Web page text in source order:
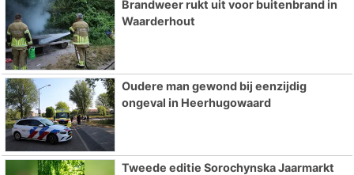
Brandweer rukt uit voor buitenbrand in
Waarderhout
Oudere man gewond bij eenzijdig
ongeval in Heerhugowaard
Tweede editie Sorochynska Jaarmarkt